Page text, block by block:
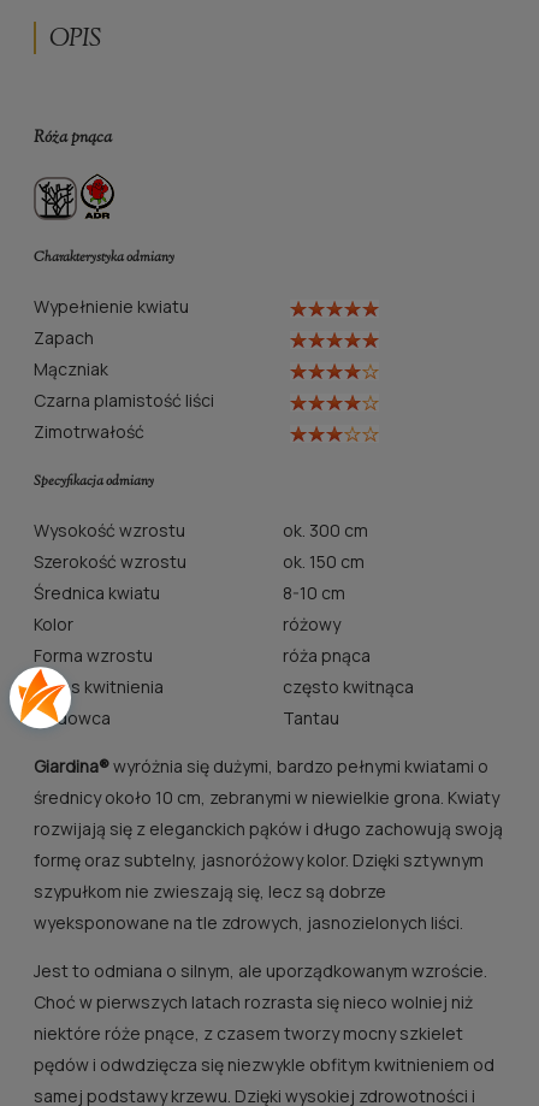
OPIS
Róża pnąca
Charakterystyka odmiany
Wypełnienie kwiatu
Zapach
Mączniak
Czarna plamistość liści
Zimotrwałość
Specyfikacja odmiany
Wysokość wzrostu
ok. 300 cm
Szerokość wzrostu
ok. 150 cm
Średnica kwiatu
8-10 cm
Kolor
różowy
Forma wzrostu
róża pnąca
Okres kwitnienia
często kwitnąca
Hodowca
Tantau
Giardina®wyróżnia się dużymi, bardzo pełnymi kwiatami o
średnicy około 10 cm, zebranymi w niewielkie grona. Kwiaty
rozwijają się z eleganckich pąków i długo zachowują swoją
formę oraz subtelny, jasnoróżowy kolor. Dzięki sztywnym
szypułkom nie zwieszają się, lecz są dobrze
wyeksponowane na tle zdrowych, jasnozielonych liści.
Jest to odmiana o silnym, ale uporządkowanym wzroście.
Choć w pierwszych latach rozrasta się nieco wolniej niż
niektóre róże pnące, z czasem tworzy mocny szkielet
pędów i odwdzięcza się niezwykle obfitym kwitnieniem od
samej podstawy krzewu. Dzięki wysokiej zdrowotności i